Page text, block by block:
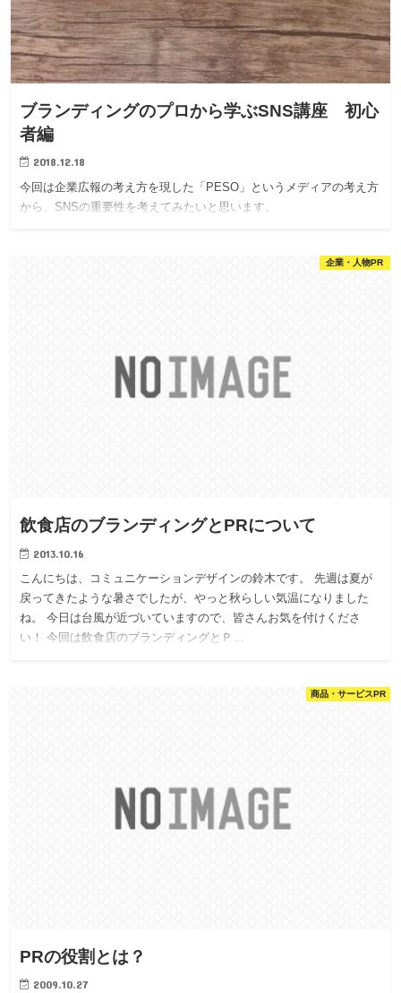
ブランディングのプロから学ぶSNS講座 初心
者編
2018.12.18
今回は企業広報の考え方を現した「PESO」というメディアの考え方
から、SNSの重要性を考えてみたいと思います。
企業・人物PR
飲食店のブランディングとPRについて
2013.10.16
こんにちは、コミュニケーションデザインの鈴木です。 先週は夏が
戻ってきたような暑さでしたが、やっと秋らしい気温になりました
ね。 今日は台風が近づいていますので、皆さんお気を付けくださ
い！ 今回は飲食店のブランディングとＰ…
商品・サービスPR
PRの役割とは？
2009.10.27